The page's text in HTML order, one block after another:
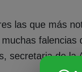
las que más
falencias
secretaria de la